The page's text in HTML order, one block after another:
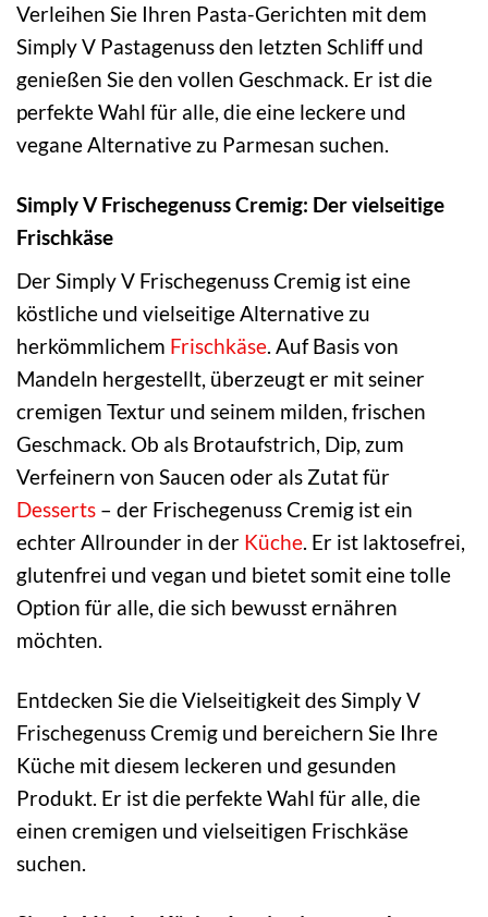
Verleihen Sie Ihren Pasta-Gerichten mit dem
Simply V Pastagenuss den letzten Schliff und
genießen Sie den vollen Geschmack. Er ist die
perfekte Wahl für alle, die eine leckere und
vegane Alternative zu Parmesan suchen.
Simply V Frischegenuss Cremig: Der vielseitige
Frischkäse
Der Simply V Frischegenuss Cremig ist eine
köstliche und vielseitige Alternative zu
herkömmlichem Frischkäse. Auf Basis von
Mandeln hergestellt, überzeugt er mit seiner
cremigen Textur und seinem milden, frischen
Geschmack. Ob als Brotaufstrich, Dip, zum
Verfeinern von Saucen oder als Zutat für
Desserts – der Frischegenuss Cremig ist ein
echter Allrounder in der Küche. Er ist laktosefrei,
glutenfrei und vegan und bietet somit eine tolle
Option für alle, die sich bewusst ernähren
möchten.
Entdecken Sie die Vielseitigkeit des Simply V
Frischegenuss Cremig und bereichern Sie Ihre
Küche mit diesem leckeren und gesunden
Produkt. Er ist die perfekte Wahl für alle, die
einen cremigen und vielseitigen Frischkäse
suchen.